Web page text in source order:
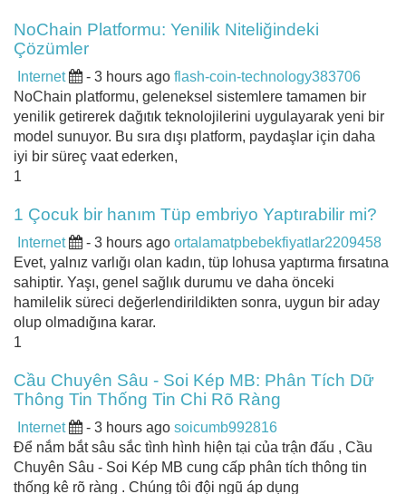
NoChain Platformu: Yenilik Niteliğindeki
Çözümler
Internet - 3 hours ago flash-coin-technology383706
NoChain platformu, geleneksel sistemlere tamamen bir
yenilik getirerek dağıtık teknolojilerini uygulayarak yeni bir
model sunuyor. Bu sıra dışı platform, paydaşlar için daha
iyi bir süreç vaat ederken,
1
1 Çocuk bir hanım Tüp embriyo Yaptırabilir mi?
Internet - 3 hours ago ortalamatpbebekfiyatlar2209458
Evet, yalnız varlığı olan kadın, tüp lohusa yaptırma fırsatına
sahiptir. Yaşı, genel sağlık durumu ve daha önceki
hamilelik süreci değerlendirildikten sonra, uygun bir aday
olup olmadığına karar.
1
Cầu Chuyên Sâu - Soi Kép MB: Phân Tích Dữ
Thông Tin Thống Tin Chi Rõ Ràng
Internet - 3 hours ago soicumb992816
Để nắm bắt sâu sắc tình hình hiện tại của trận đấu , Cầu
Chuyên Sâu - Soi Kép MB cung cấp phân tích thông tin
thống kê rõ ràng . Chúng tôi đội ngũ áp dụng